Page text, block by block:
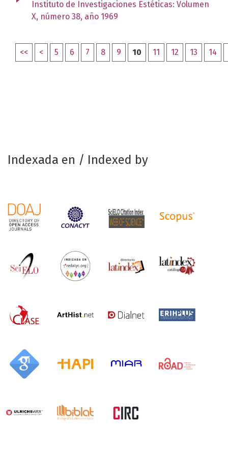
Instituto de Investigaciones Estéticas: Volumen
X, número 38, año 1969
<< < 5 6 7 8 9 10 11 12 13 14
Indexada en / Indexed by